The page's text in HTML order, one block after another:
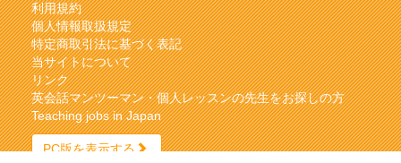
利用規約
個人情報取扱規定
特定商取引法に基づく表記
当サイトについて
リンク
英会話マンツーマン・個人レッスンの先生をお探しの方
Teaching jobs in Japan
PC版を表示する